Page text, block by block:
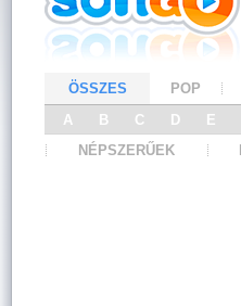
ÖSSZES POP
A
B C D E
NÉPSZERŰEK